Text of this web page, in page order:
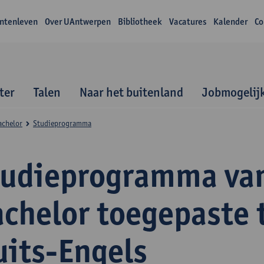
Over UAntwerpen Bibliotheek Vacatures Kalender
Talen Naar het buitenland
Engels
Studieprogramma